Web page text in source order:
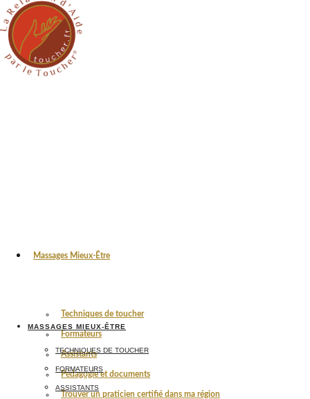
Massages Mieux-Être
Techniques de toucher
Formateurs
Assistants
Pédagogie et documents
Trouver un praticien certifié dans ma région
MASSAGES MIEUX-ÊTRE
TECHNIQUES DE TOUCHER
FORMATEURS
ASSISTANTS